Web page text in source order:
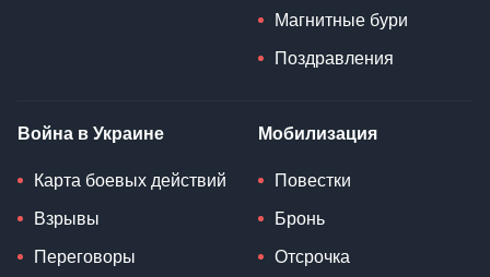
Магнитные бури
Поздравления
Война в Украине
Карта боевых действий
Взрывы
Переговоры
Мобилизация
Повестки
Бронь
Отсрочка